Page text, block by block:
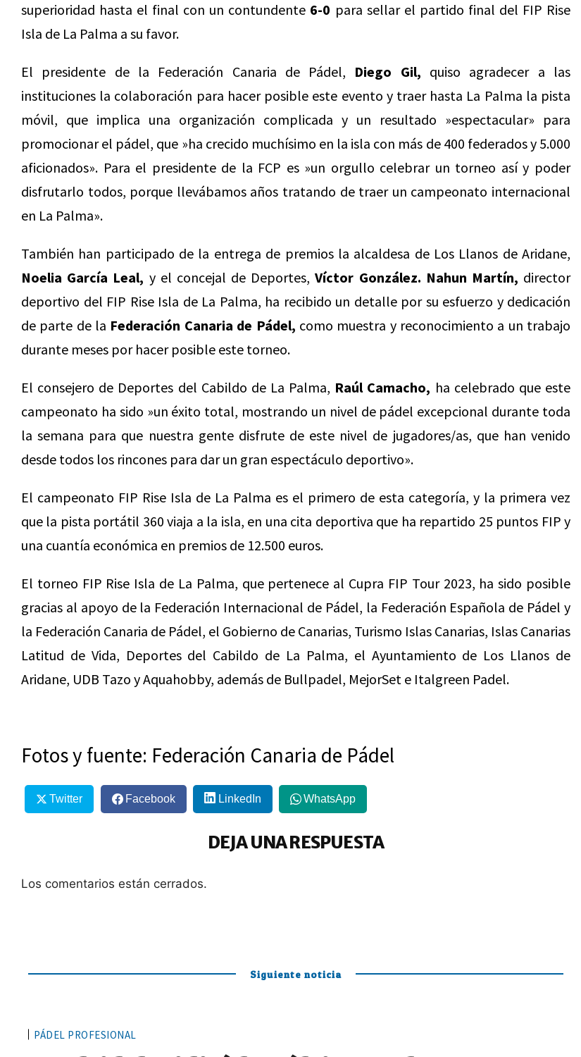
superioridad hasta el final con un contundente 6-0 para sellar el partido final del FIP Rise
Isla de La Palma a su favor.
El presidente de la Federación Canaria de Pádel, Diego Gil, quiso agradecer a las
instituciones la colaboración para hacer posible este evento y traer hasta La Palma la pista
móvil, que implica una organización complicada y un resultado »espectacular» para
promocionar el pádel, que »ha crecido muchísimo en la isla con más de 400 federados y 5.000
aficionados». Para el presidente de la FCP es »un orgullo celebrar un torneo así y poder
disfrutarlo todos, porque llevábamos años tratando de traer un campeonato internacional
en La Palma».
También han participado de la entrega de premios la alcaldesa de Los Llanos de Aridane,
Noelia García Leal, y el concejal de Deportes,Víctor González. Nahun Martín, director
deportivo del FIP Rise Isla de La Palma, ha recibido un detalle por su esfuerzo y dedicación
de parte de la Federación Canaria de Pádel, como muestra y reconocimiento a un trabajo
durante meses por hacer posible este torneo.
El consejero de Deportes del Cabildo de La Palma, Raúl Camacho, ha celebrado que este
campeonato ha sido »un éxito total, mostrando un nivel de pádel excepcional durante toda
la semana para que nuestra gente disfrute de este nivel de jugadores/as, que han venido
desde todos los rincones para dar un gran espectáculo deportivo».
El campeonato FIP Rise Isla de La Palma es el primero de esta categoría, y la primera vez
que la pista portátil 360 viaja a la isla, en una cita deportiva que ha repartido 25 puntos FIP y
una cuantía económica en premios de 12.500 euros.
El torneo FIP Rise Isla de La Palma, que pertenece al Cupra FIP Tour 2023, ha sido posible
gracias al apoyo de la Federación Internacional de Pádel, la Federación Española de Pádel y
la Federación Canaria de Pádel, el Gobierno de Canarias, Turismo Islas Canarias, Islas Canarias
Latitud de Vida, Deportes del Cabildo de La Palma, el Ayuntamiento de Los Llanos de
Aridane, UDB Tazo y Aquahobby, además de Bullpadel, MejorSet e Italgreen Padel.
Fotos y fuente: Federación Canaria de Pádel
Twitter Facebook LinkedIn WhatsApp
DEJA UNA RESPUESTA
Los comentarios están cerrados.
Siguiente noticia
PÁDEL PROFESIONAL